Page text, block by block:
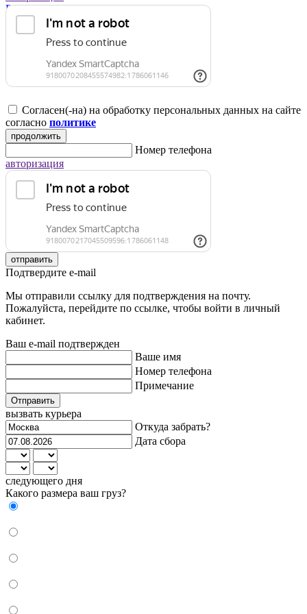
Регистрация для юридических лиц
Согласен(-на) на обработку персональных данных на сайте
согласно политике
продолжить
Номер телефона
авторизация
отправить
Подтвердите e-mail
Мы отправили ссылку для подтверждения на почту.
Пожалуйста, перейдите по ссылке, чтобы войти в личный
кабинет.
Ваш e-mail подтвержден
Ваше имя
Номер телефона
Примечание
Отправить
вызвать курьера
Откуда забрать?
Дата сбора
следующего дня
Какого размера ваш груз?